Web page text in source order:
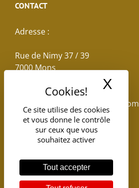
Ce site utilise des cookies
et vous donne le contrôle
sur ceux que vous
souhaitez activer
Tout accepter
X
CONTACT
Adresse :
Rue de Nimy 37 / 39
7000 Mons
reservations.losseau@gmail.com
Tel: +32(0)65.398.880